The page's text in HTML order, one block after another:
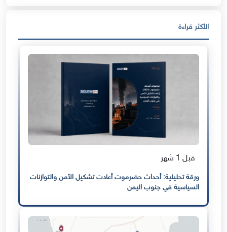
الأكثر قراءة
قبل 1 شهر
ورقة تحليلية: أحداث حضرموت أعادت تشكيل الأمن والتوازنات
السياسية في جنوب اليمن